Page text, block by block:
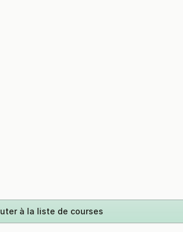
à la liste de courses